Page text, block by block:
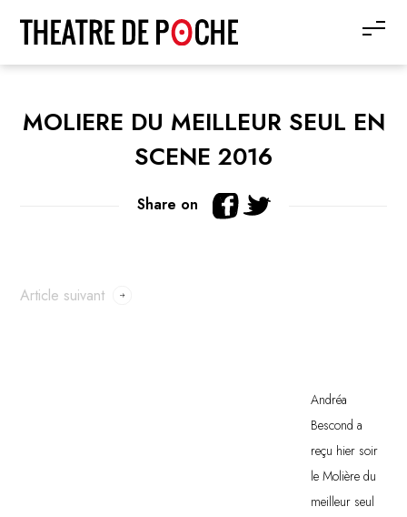
MOLIERE DU MEILLEUR SEUL EN
SCENE 2016
Share on
Article suivant
Andréa
Bescond a
reçu hier soir
le Molière du
meilleur seul